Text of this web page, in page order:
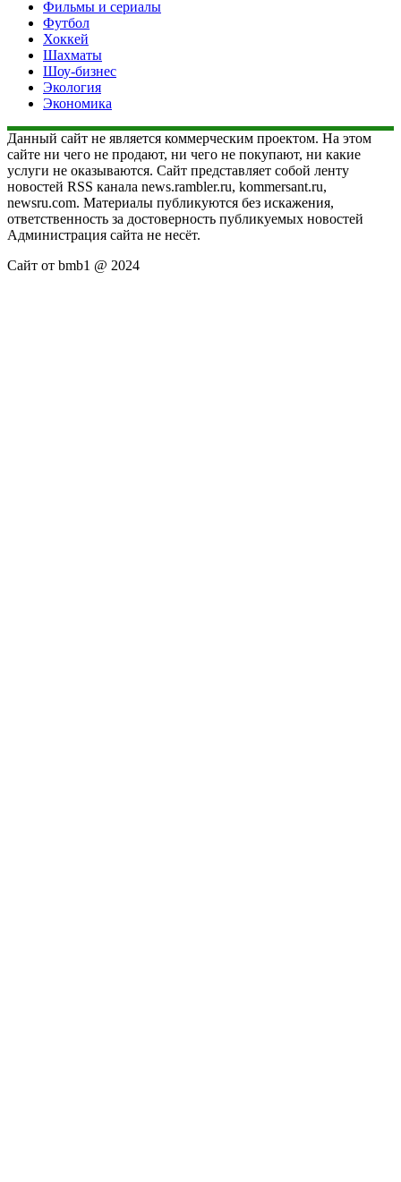
Фильмы и сериалы
Футбол
Хоккей
Шахматы
Шоу-бизнес
Экология
Экономика
Данный сайт не является коммерческим проектом. На этом
сайте ни чего не продают, ни чего не покупают, ни какие
услуги не оказываются. Сайт представляет собой ленту
новостей RSS канала news.rambler.ru, kommersant.ru,
newsru.com. Материалы публикуются без искажения,
ответственность за достоверность публикуемых новостей
Администрация сайта не несёт.
Сайт от bmb1 @ 2024